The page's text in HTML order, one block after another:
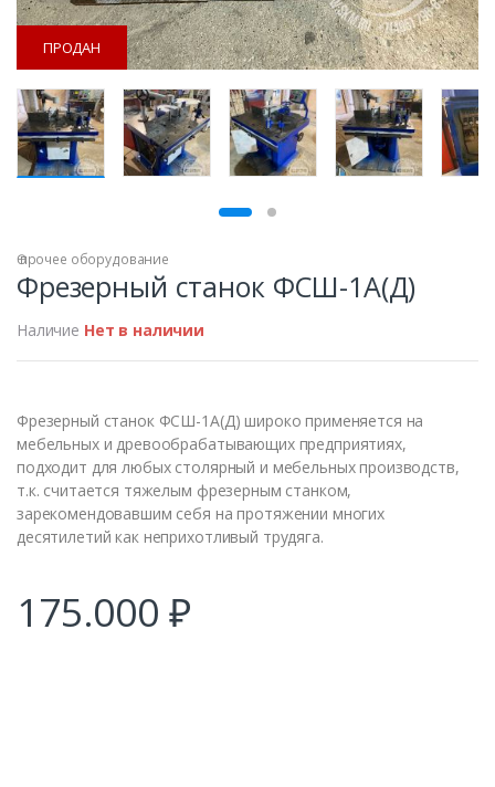
ПРОДАН
ПРОДАН
Ѳ прочее оборудование
Фрезерный станок ФСШ-1А(Д)
Наличие Нет в наличии
Фрезерный станок ФСШ-1А(Д) широко применяется на
мебельных и древообрабатывающих предприятиях,
подходит для любых столярный и мебельных производств,
т.к. считается тяжелым фрезерным станком,
зарекомендовавшим себя на протяжении многих
десятилетий как неприхотливый трудяга.
175.000 ₽